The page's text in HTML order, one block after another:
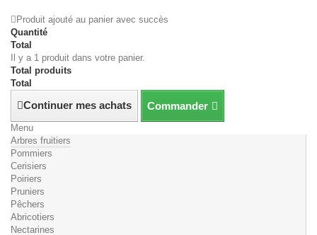
Produit ajouté au panier avec succès
Quantité
Total
Il y a 1 produit dans votre panier.
Total produits
Total
Continuer mes achats Commander
Menu
Arbres fruitiers
Pommiers
Cerisiers
Poiriers
Pruniers
Pêchers
Abricotiers
Nectarines